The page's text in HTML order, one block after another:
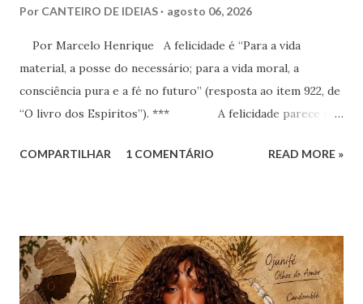
Por CANTEIRO DE IDEIAS agosto 06, 2026
Por Marcelo Henrique A felicidade é “Para a vida
material, a posse do necessário; para a vida moral, a
consciência pura e a fé no futuro” (resposta ao item 922, de
“O livro dos Espíritos”). *** A felicidade parece ser
desejo, a aspiração, o projeto de vida de cada criatura,
alegria. Esta última corresponde a instantes, momentos que
têm duração variável e que pertencem ao âmbito dos
sentimentos derivados de experiências específicas, onde se
COMPARTILHAR 1 COMENTÁRIO READ MORE »